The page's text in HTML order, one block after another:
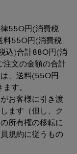
律550円(消費税
料550円(消費税
込)合計880円(消
注文の金額の合計
、送料(550円
す。
お客様に引き渡
ます（但し、ク
所有権の移転に
規約に従うもの